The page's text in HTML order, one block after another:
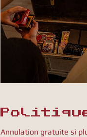
Annulation gratuite si